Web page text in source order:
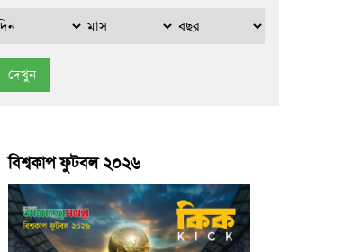
দেখুন
বিশ্বকাপ ফুটবল ২০২৬